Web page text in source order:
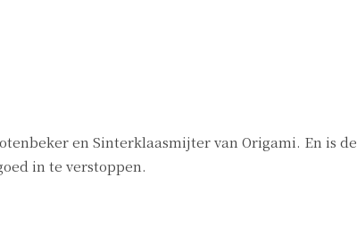
en Sinterklaasmijter van Origami. En is de
in te verstoppen.